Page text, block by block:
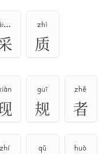
cǎi、cài zhì
质
guī
规
zhě
者
zhí qǔ huò